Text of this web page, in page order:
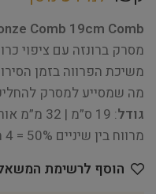
Comb 19cm Comb
מסרק ברונזה עם ציפוי
משיכת הפרווה בזמן
מה שמסייע למסרק
גודל: 19 ס”מ | 32 מ”מ אורך כל שן
מרווח בין שיניים 50% = 4 מ”מ | 50% = 5 מ”מ
הוסף לרשימת